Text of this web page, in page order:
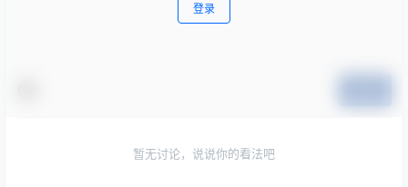
登录
暂无讨论，说说你的看法吧